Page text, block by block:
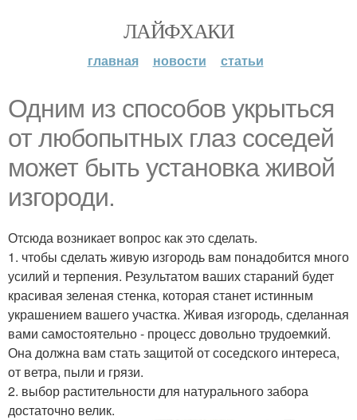
ЛАЙФХАКИ
главная новости статьи
Одним из способов укрыться
от любопытных глаз соседей
может быть установка живой
изгороди.
Отсюда возникает вопрос как это сделать.
1. чтобы сделать живую изгородь вам понадобится много
усилий и терпения. Результатом ваших стараний будет
красивая зеленая стенка, которая станет истинным
украшением вашего участка. Живая изгородь, сделанная
вами самостоятельно - процесс довольно трудоемкий.
Она должна вам стать защитой от соседского интереса,
от ветра, пыли и грязи.
2. выбор растительности для натурального забора
достаточно велик.